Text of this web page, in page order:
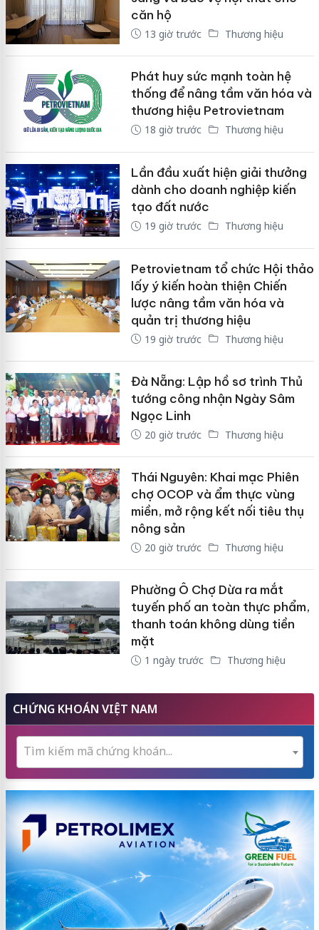
căn hộ
13 giờ trước Thương hiệu
Phát huy sức mạnh toàn hệ
thống để nâng tầm văn hóa và
thương hiệu Petrovietnam
18 giờ trước Thương hiệu
Lần đầu xuất hiện giải thưởng
dành cho doanh nghiệp kiến
tạo đất nước
19 giờ trước Thương hiệu
Petrovietnam tổ chức Hội thảo
lấy ý kiến hoàn thiện Chiến
lược nâng tầm văn hóa và
quản trị thương hiệu
19 giờ trước Thương hiệu
Đà Nẵng: Lập hồ sơ trình Thủ
tướng công nhận Ngày Sâm
Ngọc Linh
20 giờ trước Thương hiệu
Thái Nguyên: Khai mạc Phiên
chợ OCOP và ẩm thực vùng
miền, mở rộng kết nối tiêu thụ
nông sản
20 giờ trước Thương hiệu
Phường Ô Chợ Dừa ra mắt
tuyến phố an toàn thực phẩm,
thanh toán không dùng tiền
mặt
1 ngày trước Thương hiệu
CHỨNG KHOÁN VIỆT NAM
Tìm kiếm mã chứng khoán...